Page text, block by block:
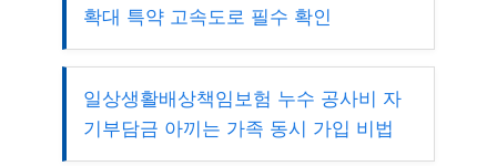
확대 특약 고속도로 필수 확인
일상생활배상책임보험 누수 공사비 자
기부담금 아끼는 가족 동시 가입 비법